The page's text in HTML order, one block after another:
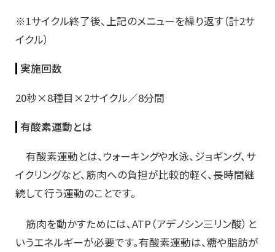
※1サイクル終了後、上記のメニューを繰り返す（計2サ
イクル）
実施回数
20秒×8種目×2サイクル／8分間
有酸素運動とは
有酸素運動とは、ウォーキングや水泳、ジョギング、サ
イクリングなど、筋肉への負担が比較的軽く、長時間継
続して行う運動のことです。
筋肉を動かすためには、ATP（アデノシン三リン酸）と
いうエネルギーが必要です。有酸素運動は、糖や脂肪が